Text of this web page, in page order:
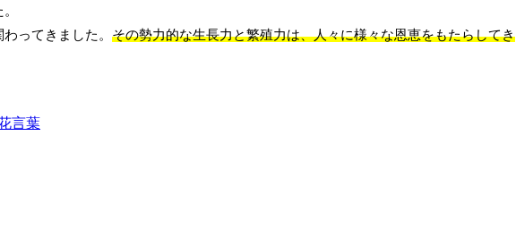
ってきました。 その勢力的な生長力と繁殖力は、人々に様々な恩恵をもたらしてき
言葉